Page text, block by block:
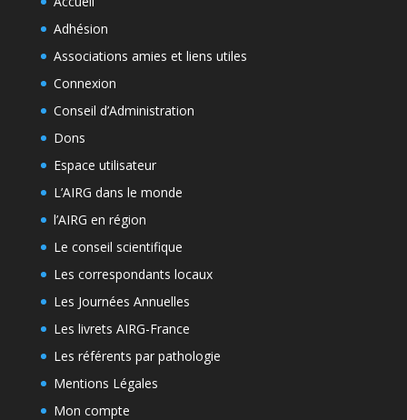
Adhésion
Associations amies et liens utiles
Connexion
Conseil d’Administration
Dons
Espace utilisateur
L’AIRG dans le monde
l’AIRG en région
Le conseil scientifique
Les correspondants locaux
Les Journées Annuelles
Les livrets AIRG-France
Les référents par pathologie
Mentions Légales
Mon compte